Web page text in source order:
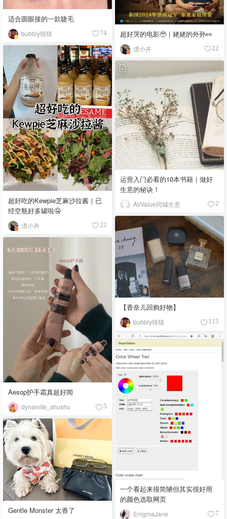
适合圆眼接的一款睫毛
bubbly猜猜 74 超好哭的电影🥹｜姥姥的外孙👀
偲小卉 22
超好吃的Kewpie芝麻沙拉酱｜已
经空瓶好多罐啦🤤
偲小卉 22
运营入门必看的10本书籍｜做好
生意的秘诀！
AllValue同城生意 2
【香奈儿回购好物】
bubbly猜猜 115
Aesop护手霜真超好闻
dynamite_shushu 5
一个看起来很简陋但其实很好用
的颜色选取网页
EnigmaJane 7
Gentle Monster 太香了